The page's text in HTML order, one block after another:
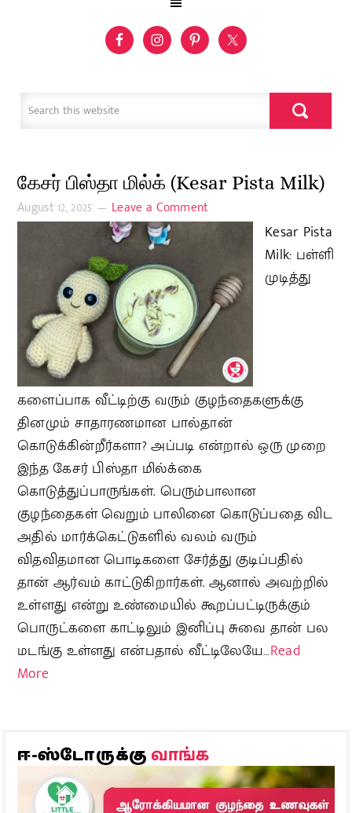
கேசர் பிஸ்தா மில்க் (Kesar Pista Milk)
August 12, 2025 Leave a Comment
Kesar Pista
Milk: பள்ளி
முடித்து
களைப்பாக வீட்டிற்கு வரும் குழந்தைகளுக்கு
தினமும் சாதாரணமான பால்தான்
கொடுக்கின்றீர்களா? அப்படி என்றால் ஒரு முறை
இந்த கேசர் பிஸ்தா மில்க்கை
கொடுத்துப்பாருங்கள். பெரும்பாலான
குழந்தைகள் வெறும் பாலினை கொடுப்பதை விட
அதில் மார்க்கெட்டுகளில் வலம் வரும்
விதவிதமான பொடிகளை சேர்த்து குடிப்பதில்
தான் ஆர்வம் காட்டுகிறார்கள். ஆனால் அவற்றில்
உள்ளது என்று உண்மையில் கூறப்பட்டிருக்கும்
பொருட்களை காட்டிலும் இனிப்பு சுவை தான் பல
மடங்கு உள்ளது என்பதால் வீட்டிலேயே…Read
More
ஈ-ஸ்டோருக்குவாங்க